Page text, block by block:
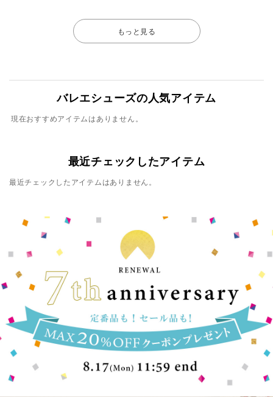
もっと見る
バレエシューズの人気アイテム
現在おすすめアイテムはありません。
最近チェックしたアイテム
最近チェックしたアイテムはありません。